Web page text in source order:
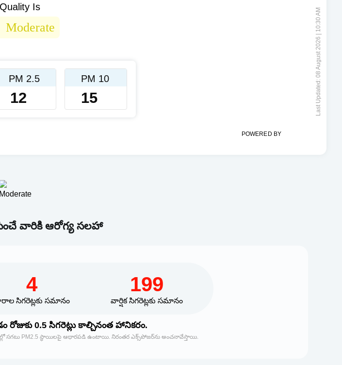
Is
Moderate
PM 2.5
12
PM 10
15 Last Updated: 08 August 2026 | 10:30 AM
POWERED BY
వారికి ఆరోగ్య సలహా
4
సిగరెట్లకు సమానం
199
వార్షిక సిగరెట్లకు సమానం
0.5 సిగరెట్లు కాల్చినంత హానికరం.
సగటు PM2.5 స్థాయిలపై ఆధారపడి ఉంటాయి. నిరంతర ఎక్స్‌పోజర్‌ను అంచనావేస్తాయి.